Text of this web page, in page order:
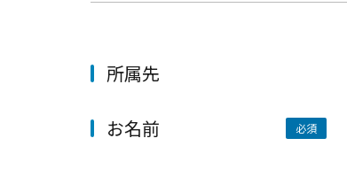
所属先
お名前